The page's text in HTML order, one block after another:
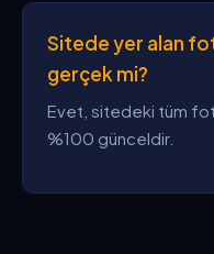
Sitede yer alan
gerçek mi?
Evet, sitedeki tüm
%100 günceldir.